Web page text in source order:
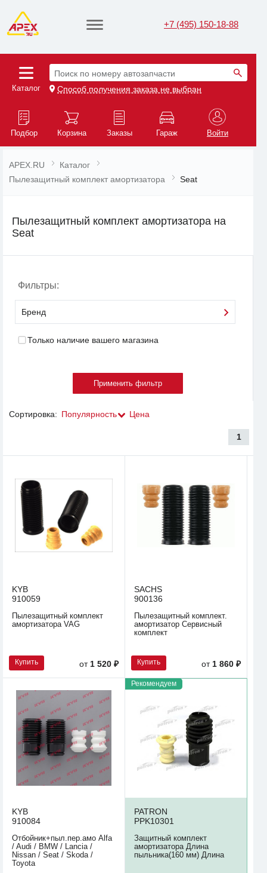
+7 (495) 150-18-88
Каталог
Поиск по номеру автозапчасти
Способ получения заказа не выбран
Подбор Корзина Заказы Гараж Войти
APEX.RU
Каталог
Пылезащитный комплект амортизатора
Seat
Пылезащитный комплект амортизатора на
Seat
Фильтры:
Бренд
Только наличие вашего магазина
Сортировка: Популярность Цена
1
KYB
910059
Пылезащитный комплект
амортизатора VAG
Купить от 1 520 ₽
SACHS
900136
Пылезащитный комплект.
амортизатор Сервисный
комплект
Купить от 1 860 ₽
KYB
910084
Отбойник+пыл.пер.амо Alfa
/ Audi / BMW / Lancia /
Nissan / Seat / Skoda /
Toyota
Рекомендуем
PATRON
PPK10301
Защитный комплект
амортизатора Длина
пыльника(160 мм) Длина